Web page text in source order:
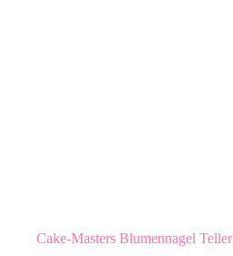
Cake-Masters Blumennagel Teller